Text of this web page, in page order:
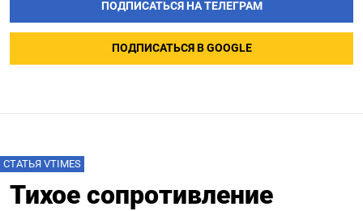
ПОДПИСАТЬСЯ НА ТЕЛЕГРАМ
ПОДПИСАТЬСЯ В GOOGLE
СТАТЬЯ VTIMES
Тихое сопротивление